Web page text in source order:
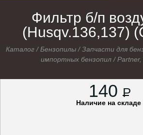
Фильтр б/п
(Husqv.136,137)
Каталог /Бензопилы /Запчасти для
импортных бензопил/
140 P
Наличие на складе